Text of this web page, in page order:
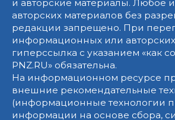
и авторские материалы. Любое
авторских материалов без
редакции запрещено. При
информационных или
гиперссылка с указанием «как
PNZ.RU» обязательна.
На информационном ресурсе
внешние рекомендательные
(информационные технологии
информации на основе сбора,